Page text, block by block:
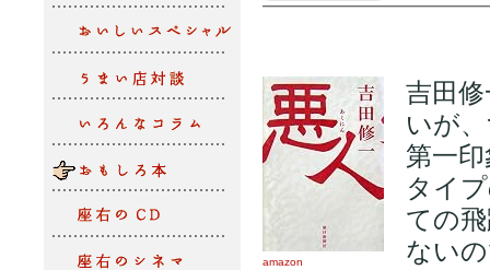
amazon
吉田
いが
第一
タイ
ての
ない